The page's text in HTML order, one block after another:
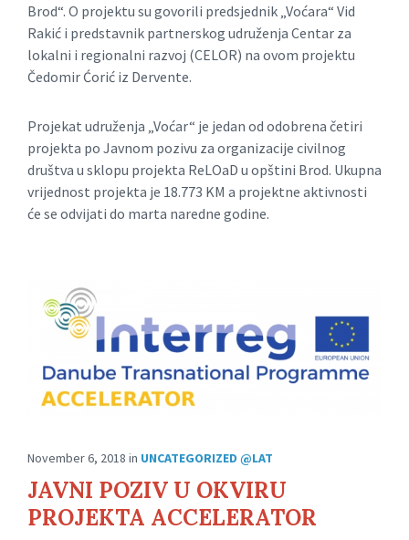
Brod“. O projektu su govorili predsjednik „Voćara“ Vid
Rakić i predstavnik partnerskog udruženja Centar za
lokalni i regionalni razvoj (CELOR) na ovom projektu
Čedomir Ćorić iz Dervente.
Projekat udruženja „Voćar“ je jedan od odobrena četiri
projekta po Javnom pozivu za organizacije civilnog
društva u sklopu projekta ReLOaD u opštini Brod. Ukupna
vrijednost projekta je 18.773 KM a projektne aktivnosti
će se odvijati do marta naredne godine.
November 6, 2018 in UNCATEGORIZED @LAT
JAVNI POZIV U OKVIRU
PROJEKTA ACCELERATOR